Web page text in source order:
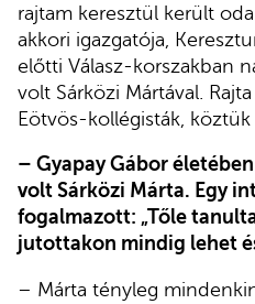
rajtam keresztül került
akkori igazgatója,
előtti Válasz-korszakban
volt Sárközi Mártával.
Eötvös-kollégisták, köztük
– Gyapay Gábor
volt Sárközi Márta. Egy
fogalmazott: „Tőle
jutottakon mindig lehet
– Márta tényleg